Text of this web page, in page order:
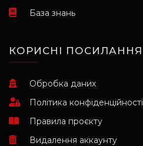
База знань
КОРИСНІ ПОСИЛАННЯ
Обробка даних
Політика конфіденційності
Правила проєкту
Видалення аккаунту